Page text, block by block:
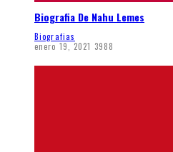
Biografia De Nahu Lemes
Biografias
enero 19, 2021 3988